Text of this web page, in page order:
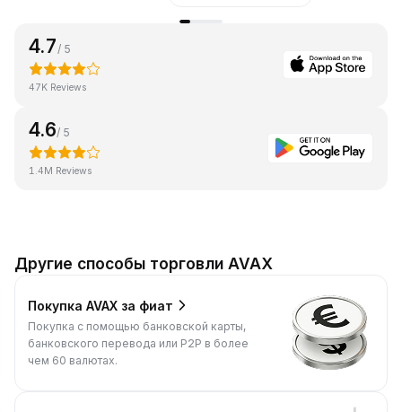
4.7 / 5
47K Reviews
4.6/ 5
1.4M Reviews
Другие способы торговли AVAX
Покупка AVAX за фиат
Покупка с помощью банковской карты,
банковского перевода или P2P в более
чем 60 валютах.